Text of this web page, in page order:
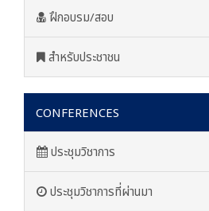
ฝึกอบรม/สอบ
สำหรับประชาชน
CONFERENCES
ประชุมวิชาการ
ประชุมวิชาการที่ผ่านมา